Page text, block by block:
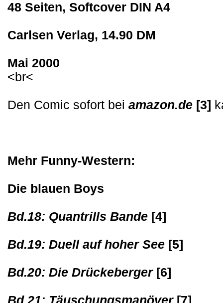
48 Seiten, Softcover DIN A4
Carlsen Verlag, 14.90 DM
Mai 2000
<br<
Den Comic sofort bei amazon.de [3]
Mehr Funny-Western:
Die blauen Boys
Bd.18: Quantrills Bande [4]
Bd.19: Duell auf hoher See [5]
Bd.20: Die Drückeberger[6]
Bd.21: Täuschungsmanöver[7]